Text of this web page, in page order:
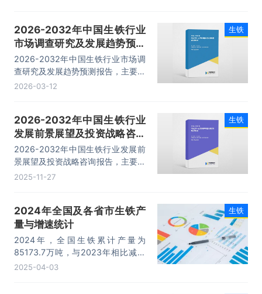
2026-2032年中国生铁行业
市场调查研究及发展趋势预测
报告
2026-2032年中国生铁行业市场调
查研究及发展趋势预测报告，主要包
括产业市场竞争态势分析、典型企业
2026-03-12
生铁
2026-2032年中国生铁行业
发展前景展望及投资战略咨询
报告
2026-2032年中国生铁行业发展前
景展望及投资战略咨询报告，主要包
括重点企业经营状况分析、投资分析
2025-11-27
生铁
2024年全国及各省市生铁产
量与增速统计
2024年，全国生铁累计产量为
85173.7万吨，与2023年相比减少
了1927.6万吨，产量累计同比下降
2025-04-03
生铁